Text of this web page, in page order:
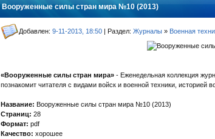
Вооруженные силы стран мира №10 (2013)
Добавлен: 9-11-2013, 18:50 | Раздел: Журналы » Военная
«Вооруженные силы стран мира» - Еженедельная коллекция
познакомит читателя с видами войск и военной техники,
Название: Вооруженные силы стран мира №10 (2013)
Страниц: 28
Формат: pdf
Качество: хорошее